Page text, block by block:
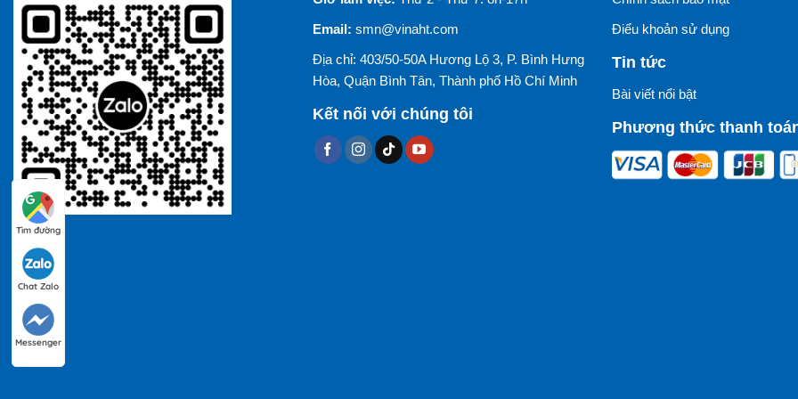
Email: smn@vinaht.com
Địa chỉ: 403/50-50A Hương Lộ 3, P. Bình Hưng
Hòa, Quận Bình Tân, Thành phố Hồ Chí Minh
Kết nối với chúng tôi
Điểu khoản sử dụng
Tin tức
Bài viết nổi bật
Phương thức thanh
Tìm đường
Chat Zalo
Messenger